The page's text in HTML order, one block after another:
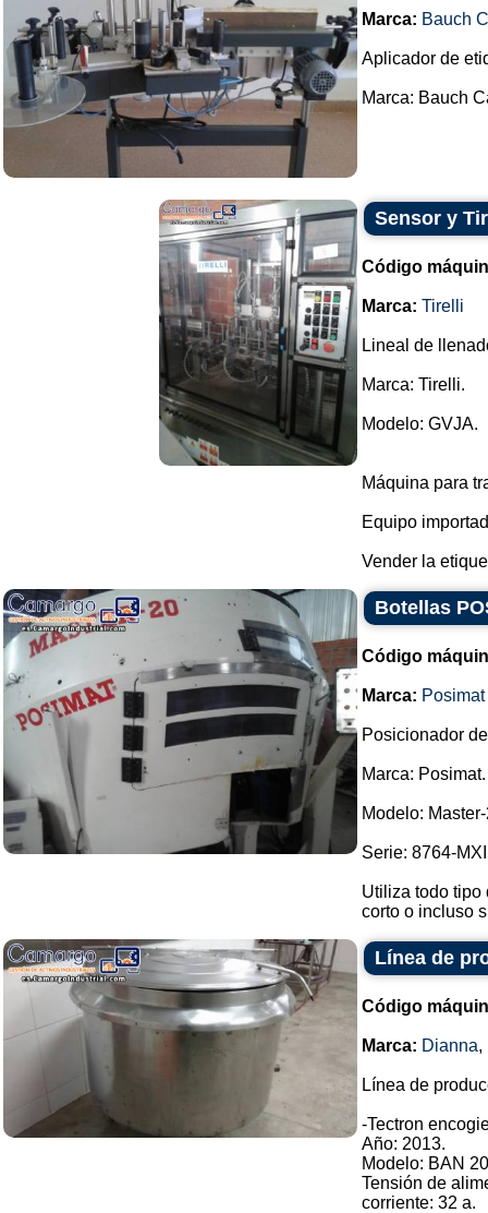
Marca: Bauch
Aplicador de
Marca: Bauch
Sensor y
Código
Marca: Tirelli
Lineal de
Marca: Tirelli.
Modelo: GVJA.
Máquina para
Equipo
Vender la
Botellas
Código
Marca: Posimat
Posicionador
Marca: Posimat.
Modelo:
Serie: 8764-
Utiliza todo tipo
corto o incluso
Línea de
Código
Marca: Dianna,
Línea de
-Tectron
Año: 2013.
Modelo: BAN
Tensión de
corriente: 32 a.